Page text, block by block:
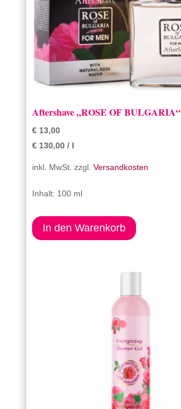
Aftershave „ROSE OF BULGARIA“
€13,00
€130,00/ l
inkl. MwSt. zzgl. Versandkosten
Inhalt: 100 ml
In den Warenkorb